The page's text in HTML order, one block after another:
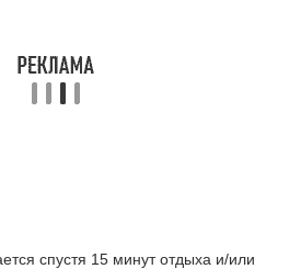
спустя 15 минут отдыха и/или